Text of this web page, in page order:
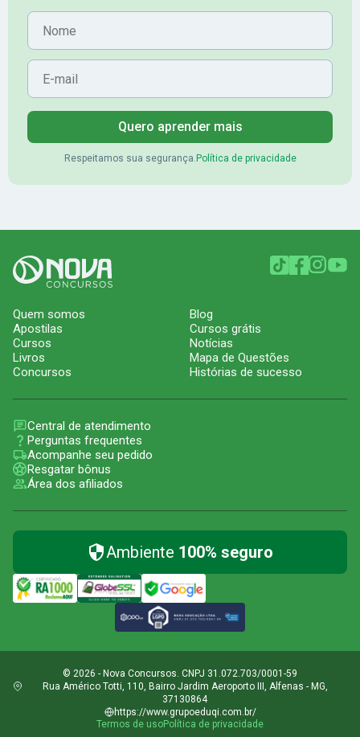
Nome
E-mail
Quero aprender mais
Respeitamos sua segurança. Política de privacidade
Quem somos
Apostilas
Cursos
Livros
Concursos
Blog
Cursos grátis
Notícias
Mapa de Questões
Histórias de sucesso
Central de atendimento
Perguntas frequentes
Acompanhe seu pedido
Resgatar bônus
Área dos afiliados
Ambiente 100% seguro
© 2026 - Nova Concursos. CNPJ 31.072.703/0001-59
Rua Américo Totti, 110, Bairro Jardim Aeroporto III, Alfenas - MG,
37130864
https://www.grupoeduqi.com.br/
Termos de usoPolítica de privacidade